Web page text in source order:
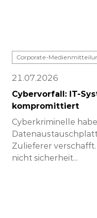
Corporate-
21.07.2026
Cybervorfall: IT-
kompromittiert
Cyberkriminelle
Zulieferer
nicht sicherheit...